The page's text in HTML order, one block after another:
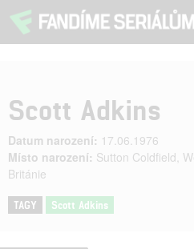
Scott Adkins
Datum narození: 17.06.1976
Místo narození: Sutton Coldfield,
Británie
TAGY Scott Adkins